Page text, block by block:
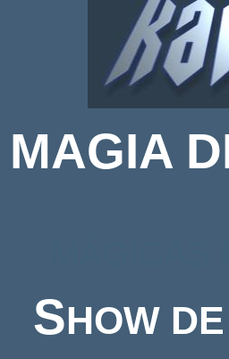
MAGIA
SHOW